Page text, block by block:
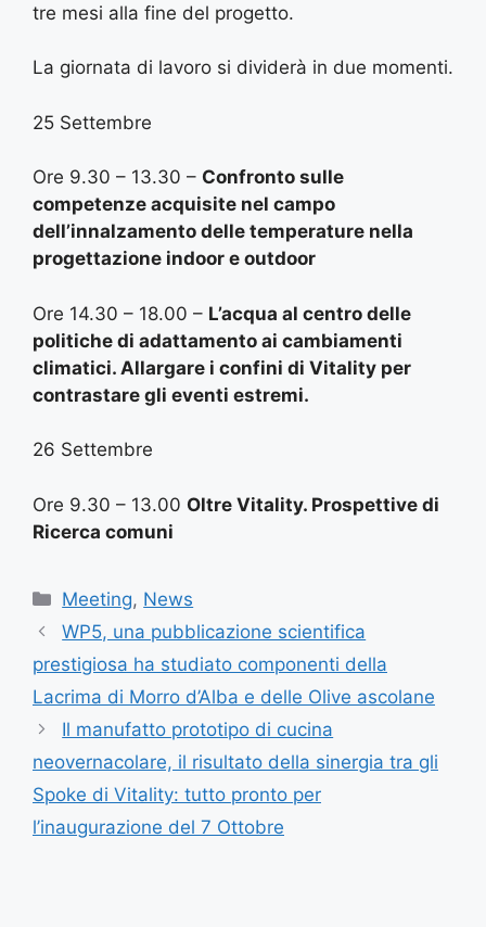
tre mesi alla fine del progetto.
La giornata di lavoro si dividerà in due momenti.
25 Settembre
Ore 9.30 – 13.30 – Confronto sulle
competenze acquisite nel campo
dell’innalzamento delle temperature nella
progettazione indoor e outdoor
Ore 14.30 – 18.00 – L’acqua al centro delle
politiche di adattamento ai cambiamenti
climatici. Allargare i confini di Vitality per
contrastare gli eventi estremi.
26 Settembre
Ore 9.30 – 13.00 Oltre Vitality. Prospettive di
Ricerca comuni
Categorie
Meeting, News
WP5, una pubblicazione scientifica
prestigiosa ha studiato componenti della
Lacrima di Morro d’Alba e delle Olive ascolane
Il manufatto prototipo di cucina
neovernacolare, il risultato della sinergia tra gli
Spoke di Vitality: tutto pronto per
l’inaugurazione del 7 Ottobre